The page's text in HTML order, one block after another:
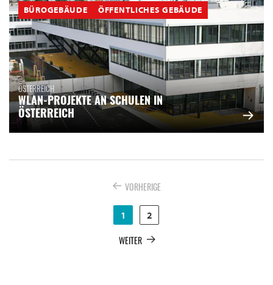
BÜROGEBÄUDE ÖFFENTLICHES GEBÄUDE
ÖSTERREICH
WLAN-PROJEKTE AN SCHULEN IN
ÖSTERREICH
VORHERIGE
1 2
WEITER